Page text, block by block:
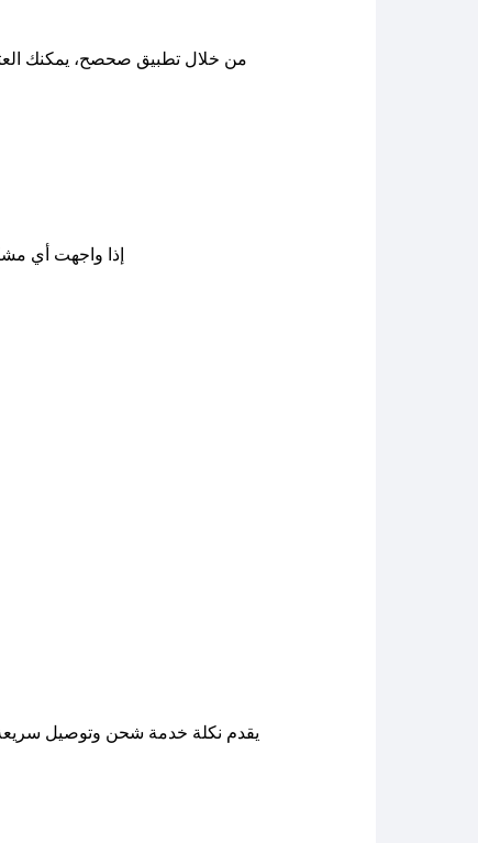
من خلال تطبيق صحصح، يمكنك
إذا واجهت أي
يقدم نكلة خدمة شحن وتوصيل سريعة